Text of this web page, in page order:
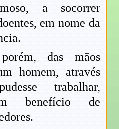
a socorrer
em nome da
porém, das mãos
homem, através
trabalhar,
benefício de